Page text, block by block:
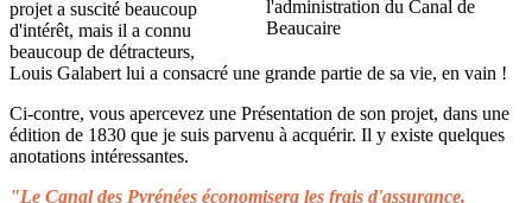
projet a suscité beaucoup
d'intérêt, mais il a connu
beaucoup de détracteurs,
Louis Galabert lui a consacré une grande partie de sa vie, en vain !
Ci-contre, vous apercevez une Présentation de son projet, dans une
édition de 1830 que je suis parvenu à acquérir. Il y existe quelques
anotations intéressantes.
"Le Canal des Pyrénées économisera les frais d'assurance,